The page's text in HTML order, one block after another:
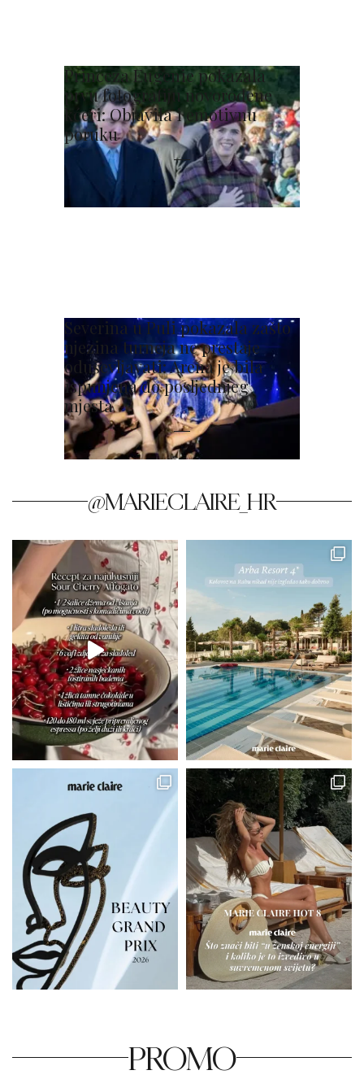
Princeza Eugenie pokazala
prvu fotografiju novorođene
kćeri: Objavila i emotivnu
poruku
Severina u Puli pokazala zašto
njezina turneja ne prestaje
oduševljavati: Arena je bila
ispunjena do posljednjeg
mjesta
@MARIECLAIRE_HR
PROMO